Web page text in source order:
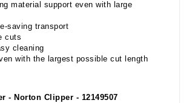
material support even with large
saving transport
cuts
cleaning
with the largest possible cut length
- Norton Clipper - 12149507